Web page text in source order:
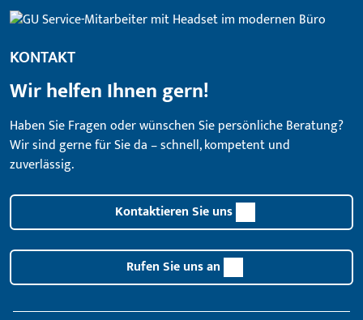
KONTAKT
Wir helfen Ihnen gern!
Haben Sie Fragen oder wünschen Sie persönliche Beratung?
Wir sind gerne für Sie da – schnell, kompetent und
zuverlässig.
Kontaktieren Sie uns
Rufen Sie uns an